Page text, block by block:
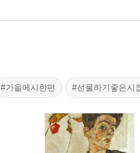
#가을에시한편 #선물하기좋은시